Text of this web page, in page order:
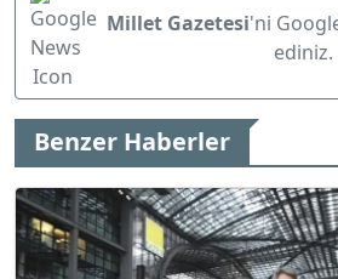
Millet Gazetesi'ni
ediniz.
Benzer Haberler